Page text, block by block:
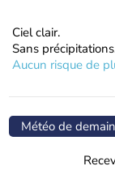
Ciel clair.
Sans
Aucun risque de
Météo de demain